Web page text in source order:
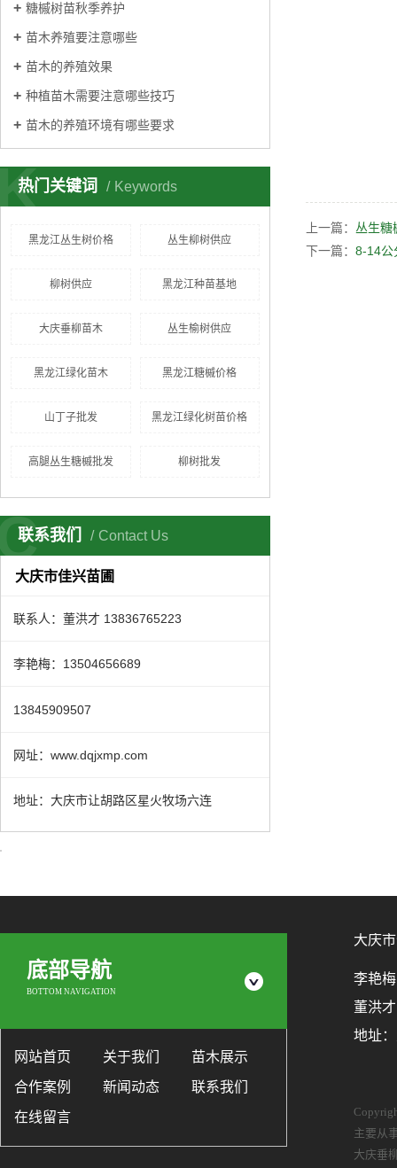
糖槭树苗秋季养护
苗木养殖要注意哪些
苗木的养殖效果
种植苗木需要注意哪些技巧
苗木的养殖环境有哪些要求
热门关键词 Keywords
黑龙江丛生树价格 丛生柳树供应
柳树供应 黑龙江种苗基地
大庆垂柳苗木 丛生榆树供应
黑龙江绿化苗木 黑龙江糖槭价格
山丁子批发 黑龙江绿化树苗价格
高腿丛生糖槭批发 柳树批发
联系我们 Contact Us
大庆市佳兴苗圃
联系人：董洪才 13836765223
李艳梅：13504656689
13845909507
网址：www.dqjxmp.com
地址：大庆市让胡路区星火牧场六连
上一篇： 丛生糖
下一篇： 8-14公
底部导航
BOTTOM NAVIGATION
网站首页 关于我们
苗木展示
合作案例
新闻动态
联系我们
在线留言
大庆
李艳梅
董洪
地址
主要从
大庆垂